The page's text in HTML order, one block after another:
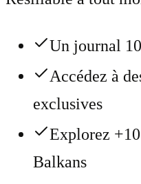
Un journal
Accédez à
exclusives
Explorez
Balkans